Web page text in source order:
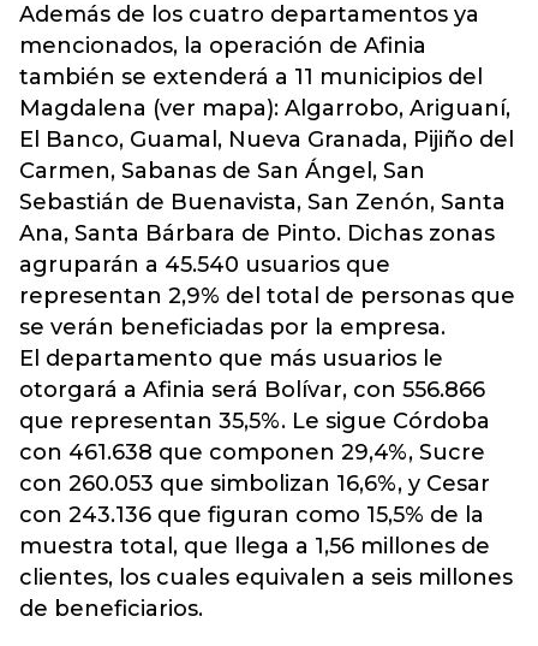
Además de los cuatro departamentos ya
mencionados, la operación de Afinia
también se extenderá a 11 municipios del
Magdalena (ver mapa): Algarrobo, Ariguaní,
El Banco, Guamal, Nueva Granada, Pijiño del
Carmen, Sabanas de San Ángel, San
Sebastián de Buenavista, San Zenón, Santa
Ana, Santa Bárbara de Pinto. Dichas zonas
agruparán a 45.540 usuarios que
representan 2,9% del total de personas que
se verán beneficiadas por la empresa.
El departamento que más usuarios le
otorgará a Afinia será Bolívar, con 556.866
que representan 35,5%. Le sigue Córdoba
con 461.638 que componen 29,4%, Sucre
con 260.053 que simbolizan 16,6%, y Cesar
con 243.136 que figuran como 15,5% de la
muestra total, que llega a 1,56 millones de
clientes, los cuales equivalen a seis millones
de beneficiarios.